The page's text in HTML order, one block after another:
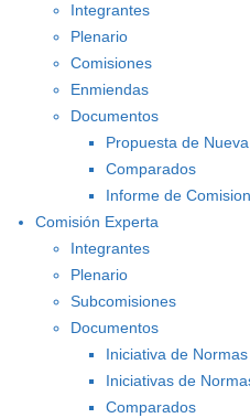
Integrantes
Plenario
Comisiones
Enmiendas
Documentos
Propuesta de
Comparados
Informe de
Comisión Experta
Integrantes
Plenario
Subcomisiones
Documentos
Iniciativa de
Iniciativas de
Comparados